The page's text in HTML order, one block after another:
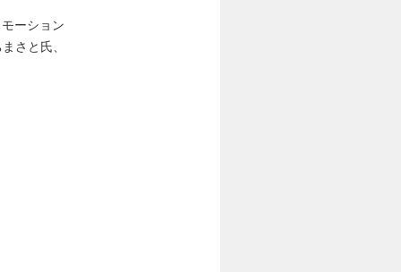
ーション
さと氏、